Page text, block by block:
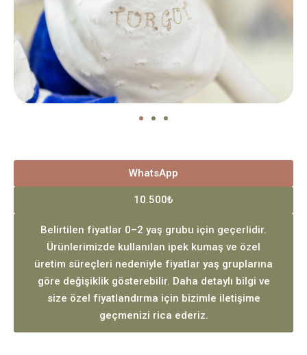
WhatsApp
10.500₺
Belirtilen fiyatlar 0–2 yaş grubu için geçerlidir.
Ürünlerimizde kullanılan ipek kumaş ve özel
üretim süreçleri nedeniyle fiyatlar yaş gruplarına
göre değişiklik gösterebilir. Daha detaylı bilgi ve
size özel fiyatlandırma için bizimle iletişime
geçmenizi rica ederiz.